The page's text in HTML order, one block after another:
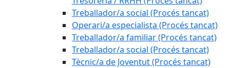
Treballador/a social (Procés tancat)
Operari/a especialista (Procés tancat)
Treballador/a familiar (Procés tancat)
Treballador/a social (Procés tancat)
Tècnic/a de Joventut (Procés tancat)